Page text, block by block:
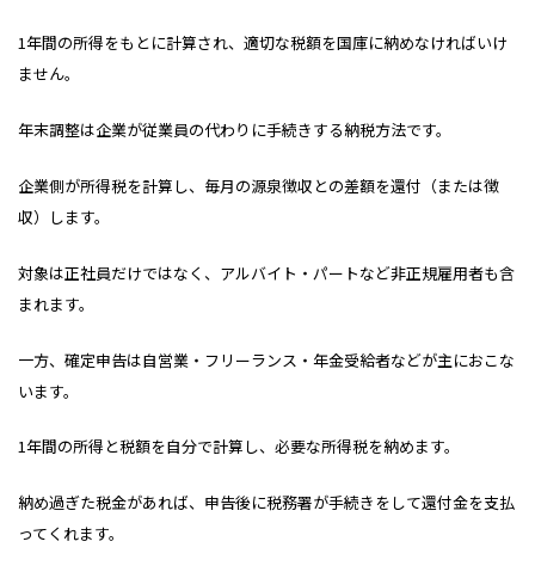
1年間の所得をもとに計算され、適切な税額を国庫に納めなければいけ
ません。
年末調整は企業が従業員の代わりに手続きする納税方法です。
企業側が所得税を計算し、毎月の源泉徴収との差額を還付（または徴
収）します。
対象は正社員だけではなく、アルバイト・パートなど非正規雇用者も含
まれます。
一方、確定申告は自営業・フリーランス・年金受給者などが主におこな
います。
1年間の所得と税額を自分で計算し、必要な所得税を納めます。
納め過ぎた税金があれば、申告後に税務署が手続きをして還付金を支払
ってくれます。